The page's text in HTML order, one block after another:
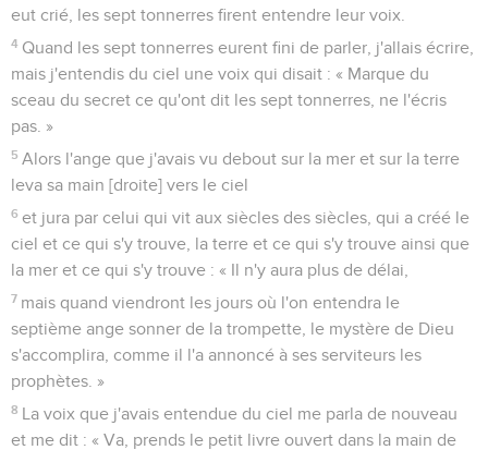
eut crié, les sept tonnerres firent entendre leur voix.
4 Quand les sept tonnerres eurent fini de parler, j'allais écrire,
mais j'entendis du ciel une voix qui disait : « Marque du
sceau du secret ce qu'ont dit les sept tonnerres, ne l'écris
pas. »
5 Alors l'ange que j'avais vu debout sur la mer et sur la terre
leva sa main [droite] vers le ciel
6 et jura par celui qui vit aux siècles des siècles, qui a créé le
ciel et ce qui s'y trouve, la terre et ce qui s'y trouve ainsi que
la mer et ce qui s'y trouve : « Il n'y aura plus de délai,
7 mais quand viendront les jours où l'on entendra le
septième ange sonner de la trompette, le mystère de Dieu
s'accomplira, comme il l'a annoncé à ses serviteurs les
prophètes. »
8 La voix que j'avais entendue du ciel me parla de nouveau
et me dit : « Va, prends le petit livre ouvert dans la main de